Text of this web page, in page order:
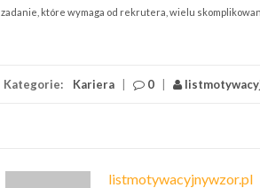
zadanie, które wymaga od rekrutera, wielu
Kategorie: Kariera 0
listmotywacyjnywzor.pl